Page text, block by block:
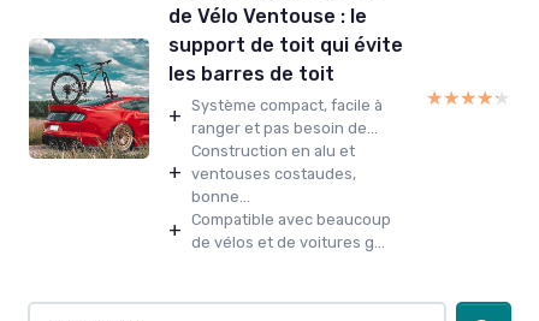
de Vélo Ventouse : le
support de toit qui évite
les barres de toit
+ Système compact, facile à
ranger et pas besoin de...
+
Construction en alu et
ventouses costaudes,
bonne...
+ Compatible avec beaucoup
de vélos et de voitures g...
★★★★★
★★★★★